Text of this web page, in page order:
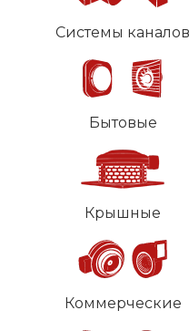
Системы каналов
Бытовые
Крышные
Коммерческие